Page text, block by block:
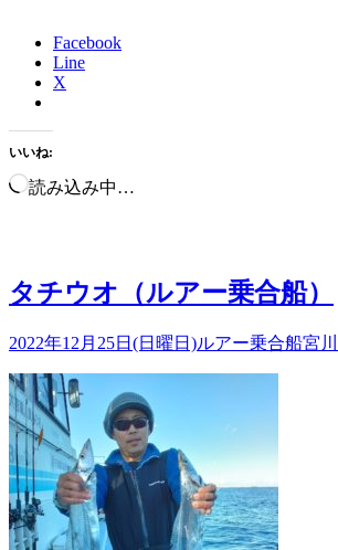
Facebook
Line
X
いいね:
読み込み中…
タチウオ（ルアー乗合船）
2022年12月25日(日曜日)ルアー乗合船宮